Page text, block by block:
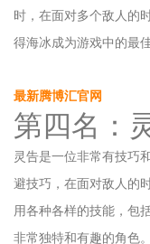
时，在面对多个敌人的
得海冰成为游戏中的最
最新腾博汇官网
第四名：
灵告是一位非常有技巧
避技巧，在面对敌人的
用各种各样的技能，包
非常独特和有趣的角色。